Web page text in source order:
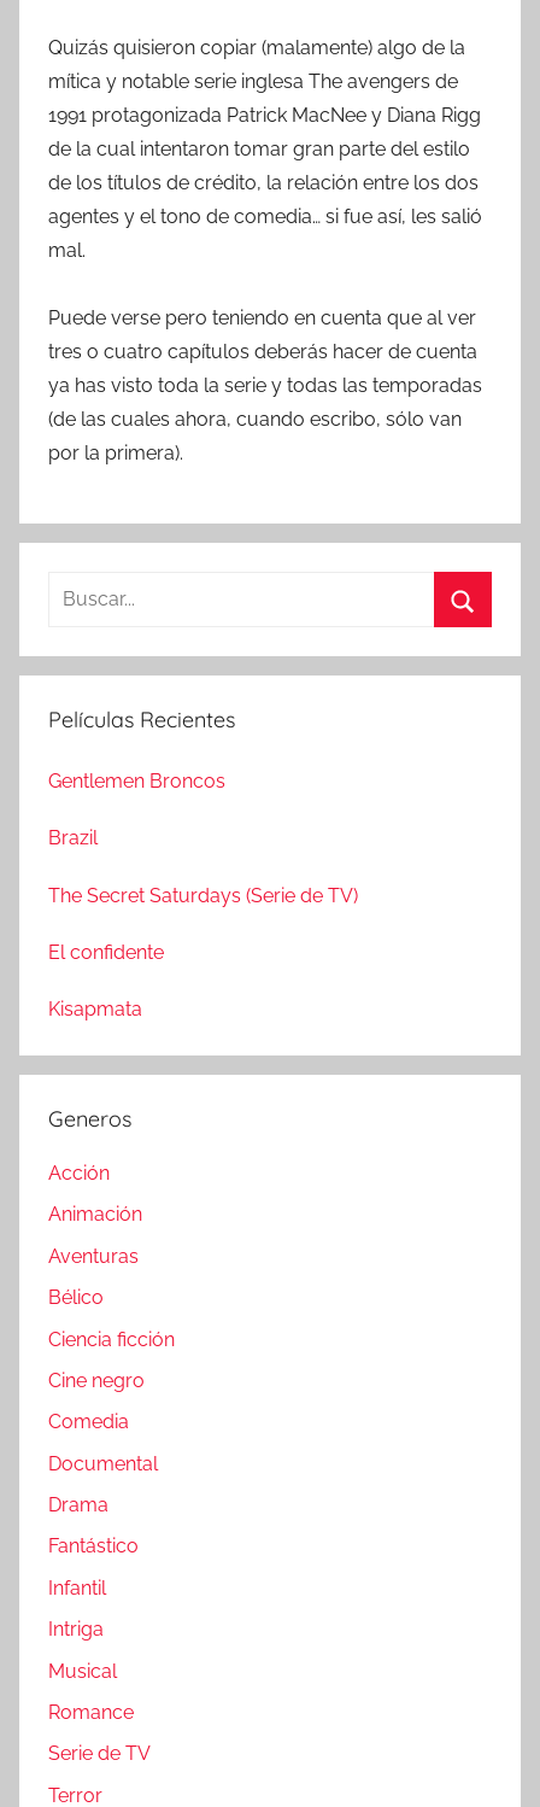
Quizás quisieron copiar (malamente) algo de la
mítica y notable serie inglesa The avengers de
1991 protagonizada Patrick MacNee y Diana Rigg
de la cual intentaron tomar gran parte del estilo
de los títulos de crédito, la relación entre los dos
agentes y el tono de comedia… si fue así, les salió
mal.
Puede verse pero teniendo en cuenta que al ver
tres o cuatro capítulos deberás hacer de cuenta
ya has visto toda la serie y todas las temporadas
(de las cuales ahora, cuando escribo, sólo van
por la primera).
s
a
:
u
Películas Recientes
Gentlemen Broncos
Brazil
The Secret Saturdays (Serie de TV)
El confidente
Kisapmata
Generos
Acción
Animación
Aventuras
Bélico
Ciencia ficción
Cine negro
Comedia
Documental
Drama
Fantástico
Infantil
Intriga
Musical
Romance
Serie de TV
Terror